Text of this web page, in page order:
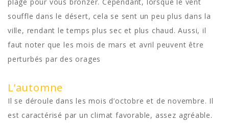
souffle dans le désert, cela se sent un peu plus dans la
ville, rendant le temps plus sec et plus chaud. Aussi, il
faut noter que les mois de mars et avril peuvent être
perturbés par des orages
L’automne
Il se déroule dans les mois d’octobre et de novembre. Il
est caractérisé par un climat favorable, assez agréable.